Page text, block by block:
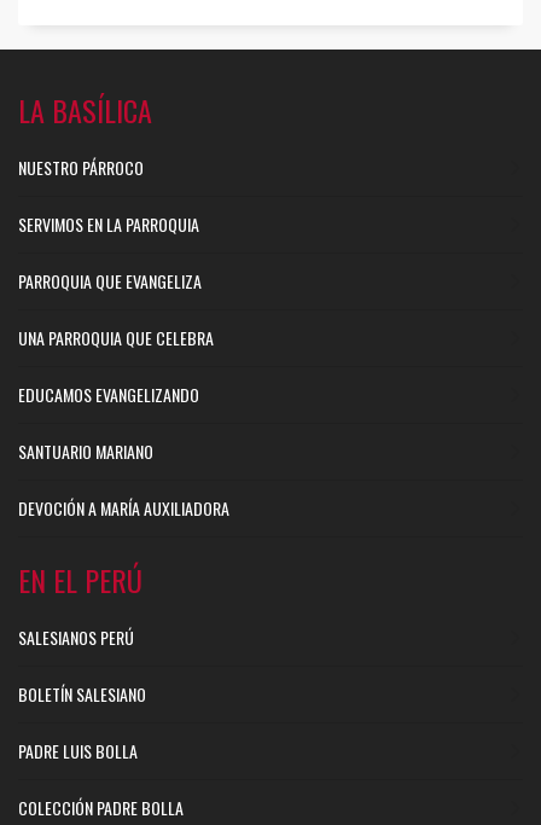
LA BASÍLICA
NUESTRO PÁRROCO
SERVIMOS EN LA PARROQUIA
PARROQUIA QUE EVANGELIZA
UNA PARROQUIA QUE CELEBRA
EDUCAMOS EVANGELIZANDO
SANTUARIO MARIANO
DEVOCIÓN A MARÍA AUXILIADORA
EN EL PERÚ
SALESIANOS PERÚ
BOLETÍN SALESIANO
PADRE LUIS BOLLA
COLECCIÓN PADRE BOLLA